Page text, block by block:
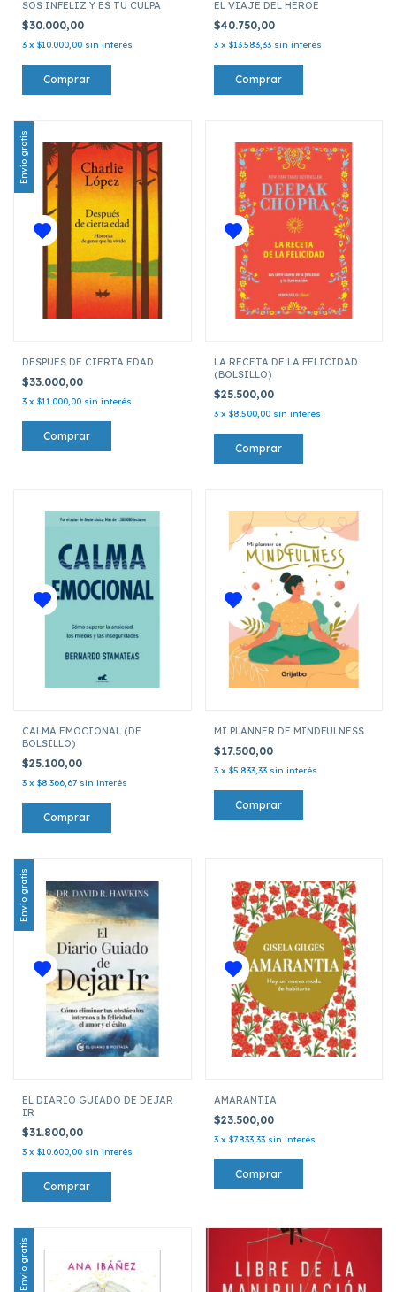
SOS INFELIZ Y ES TU CULPA
$30.000,00
3 x $10.000,00 sin interés
EL VIAJE DEL HEROE
$40.750,00
3 x $13.583,33 sin interés
Envío gratis
DESPUES DE CIERTA EDAD
$33.000,00
3 x $11.000,00 sin interés
LA RECETA DE LA FELICIDAD
(BOLSILLO)
$25.500,00
3 x $8.500,00 sin interés
CALMA EMOCIONAL (DE
BOLSILLO)
$25.100,00
3 x $8.366,67 sin interés
MI PLANNER DE MINDFULNESS
$17.500,00
3 x $5.833,33 sin interés
Envío gratis
EL DIARIO GUIADO DE DEJAR
IR
$31.800,00
3 x $10.600,00 sin interés
AMARANTIA
$23.500,00
3 x $7.833,33 sin interés
Envío gratis